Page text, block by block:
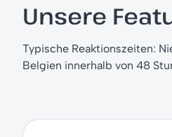
Unsere
Typische Reaktionszeiten:
Belgien innerhalb von 48